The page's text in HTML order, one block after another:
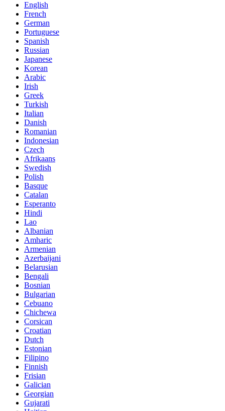
English
French
German
Portuguese
Spanish
Russian
Japanese
Korean
Arabic
Irish
Greek
Turkish
Italian
Danish
Romanian
Indonesian
Czech
Afrikaans
Swedish
Polish
Basque
Catalan
Esperanto
Hindi
Lao
Albanian
Amharic
Armenian
Azerbaijani
Belarusian
Bengali
Bosnian
Bulgarian
Cebuano
Chichewa
Corsican
Croatian
Dutch
Estonian
Filipino
Finnish
Frisian
Galician
Georgian
Gujarati